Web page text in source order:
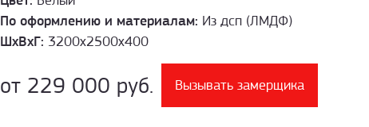
По оформлению и материалам: Из дсп (ЛМДФ)
ШхВхГ: 3200х2500х400
от 229 000 руб. Вызывать замерщика